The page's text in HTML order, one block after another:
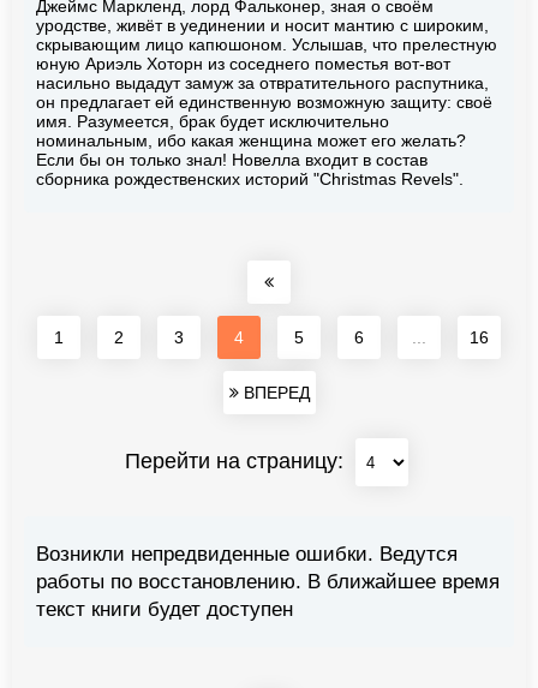
Джеймс Маркленд, лорд Фальконер, зная о своём
уродстве, живёт в уединении и носит мантию с широким,
скрывающим лицо капюшоном. Услышав, что прелестную
юную Ариэль Хоторн из соседнего поместья вот-вот
насильно выдадут замуж за отвратительного распутника,
он предлагает ей единственную возможную защиту: своё
имя. Разумеется, брак будет исключительно
номинальным, ибо какая женщина может его желать?
Если бы он только знал! Новелла входит в состав
сборника рождественских историй "Christmas Revels".
1 2 3 4 5 6 16
ВПЕРЕД
Перейти на страницу:
Возникли непредвиденные ошибки. Ведутся
работы по восстановлению. В ближайшее время
текст книги будет доступен